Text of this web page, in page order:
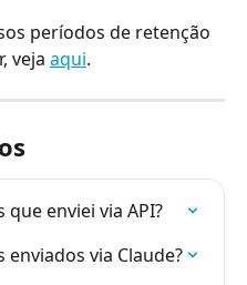
períodos de retenção
veja aqui.
enviei via API?
via Claude?